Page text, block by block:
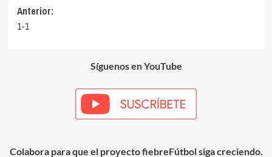
Navegación
de
Anterior:
1-1
Síguenos en YouTube
Colabora para que el proyecto fiebreFútbol siga creciendo.